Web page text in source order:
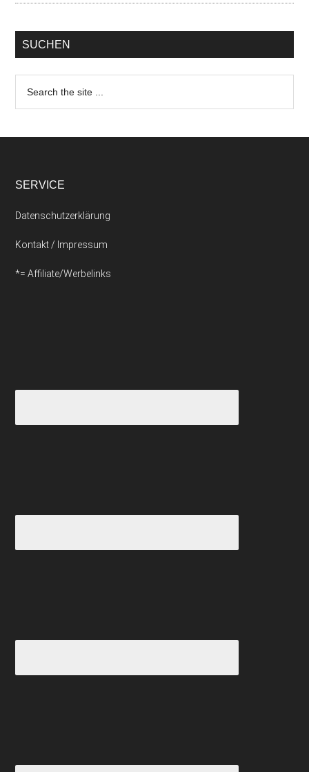
SUCHEN
SERVICE
Datenschutzerklärung
Kontakt / Impressum
*= Affiliate/Werbelinks